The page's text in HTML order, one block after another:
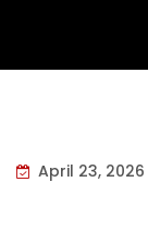
April 23, 2026